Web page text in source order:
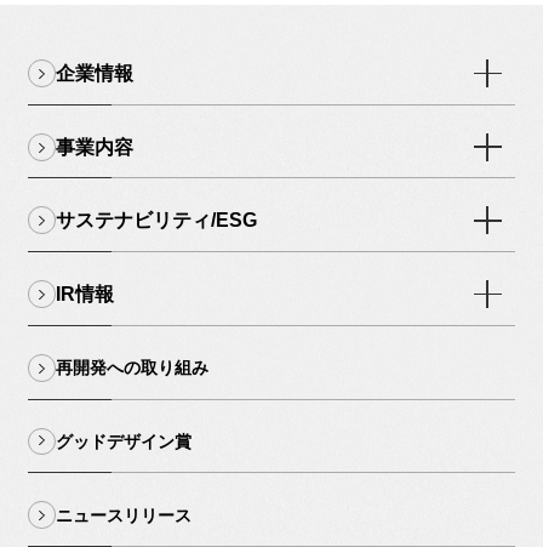
企業情報
事業内容
サステナビリティ/ESG
IR情報
再開発への取り組み
グッドデザイン賞
ニュースリリース